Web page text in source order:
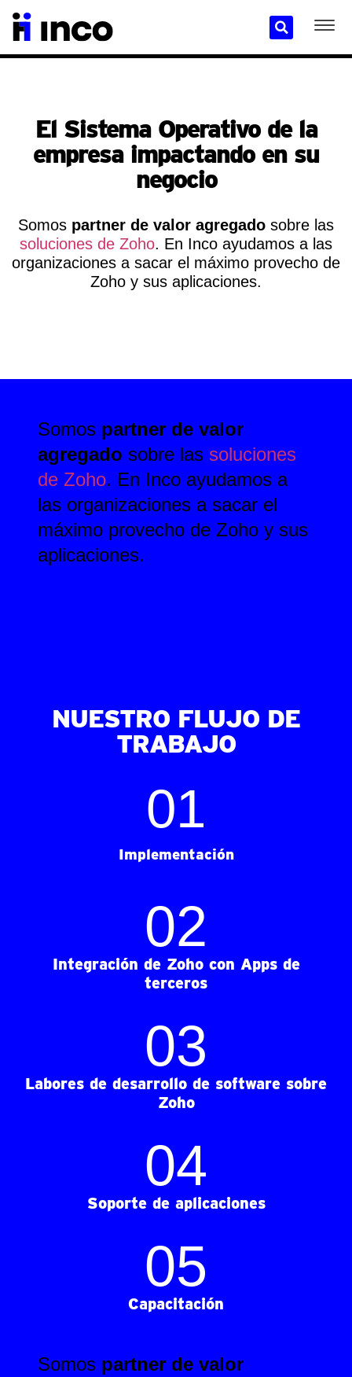
El Sistema Operativo de la
empresa impactando en su
negocio
Somos partner de valor agregado sobre las
soluciones de Zoho. En Inco ayudamos a las
organizaciones a sacar el máximo provecho de
Zoho y sus aplicaciones.
Somos partner de valor
agregado sobre las soluciones
de Zoho. En Inco ayudamos a
las organizaciones a sacar el
máximo provecho de Zoho y sus
aplicaciones.
NUESTRO FLUJO DE
TRABAJO
01
Implementación
02
Integración de Zoho con Apps de
terceros
03
Labores de desarrollo de software sobre
Zoho
04
Soporte de aplicaciones
05
Capacitación
Somos partner de valor